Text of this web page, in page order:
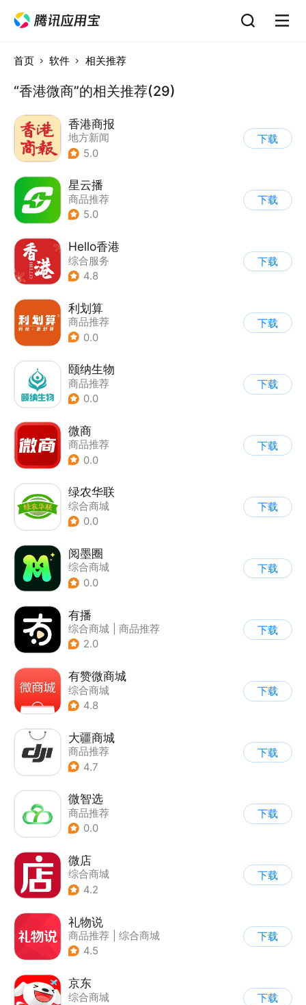
首页 软件 相关推荐
“香港微商”的相关推荐(29)
香港商报
地方新闻
5.0
下载
星云播
商品推荐
5.0
下载
Hello香港
综合服务
4.8
下载
利划算
商品推荐
0.0
下载
颐纳生物
商品推荐
0.0
下载
微商
商品推荐
0.0
下载
绿农华联
综合商城
0.0
下载
阅墨圈
综合商城
0.0
下载
有播
综合商城
商品推荐
2.0
下载
有赞微商城
综合商城
4.8
下载
大疆商城
商品推荐
4.7
下载
微智选
商品推荐
0.0
下载
微店
综合商城
4.2
下载
礼物说
商品推荐
综合商城
4.5
下载
京东
综合商城
下载